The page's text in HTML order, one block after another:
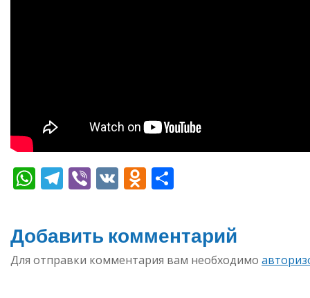
WhatsApp
Telegram
Viber
VK Odnoklassniki
Добавить комментарий
Для отправки комментария вам необходимо